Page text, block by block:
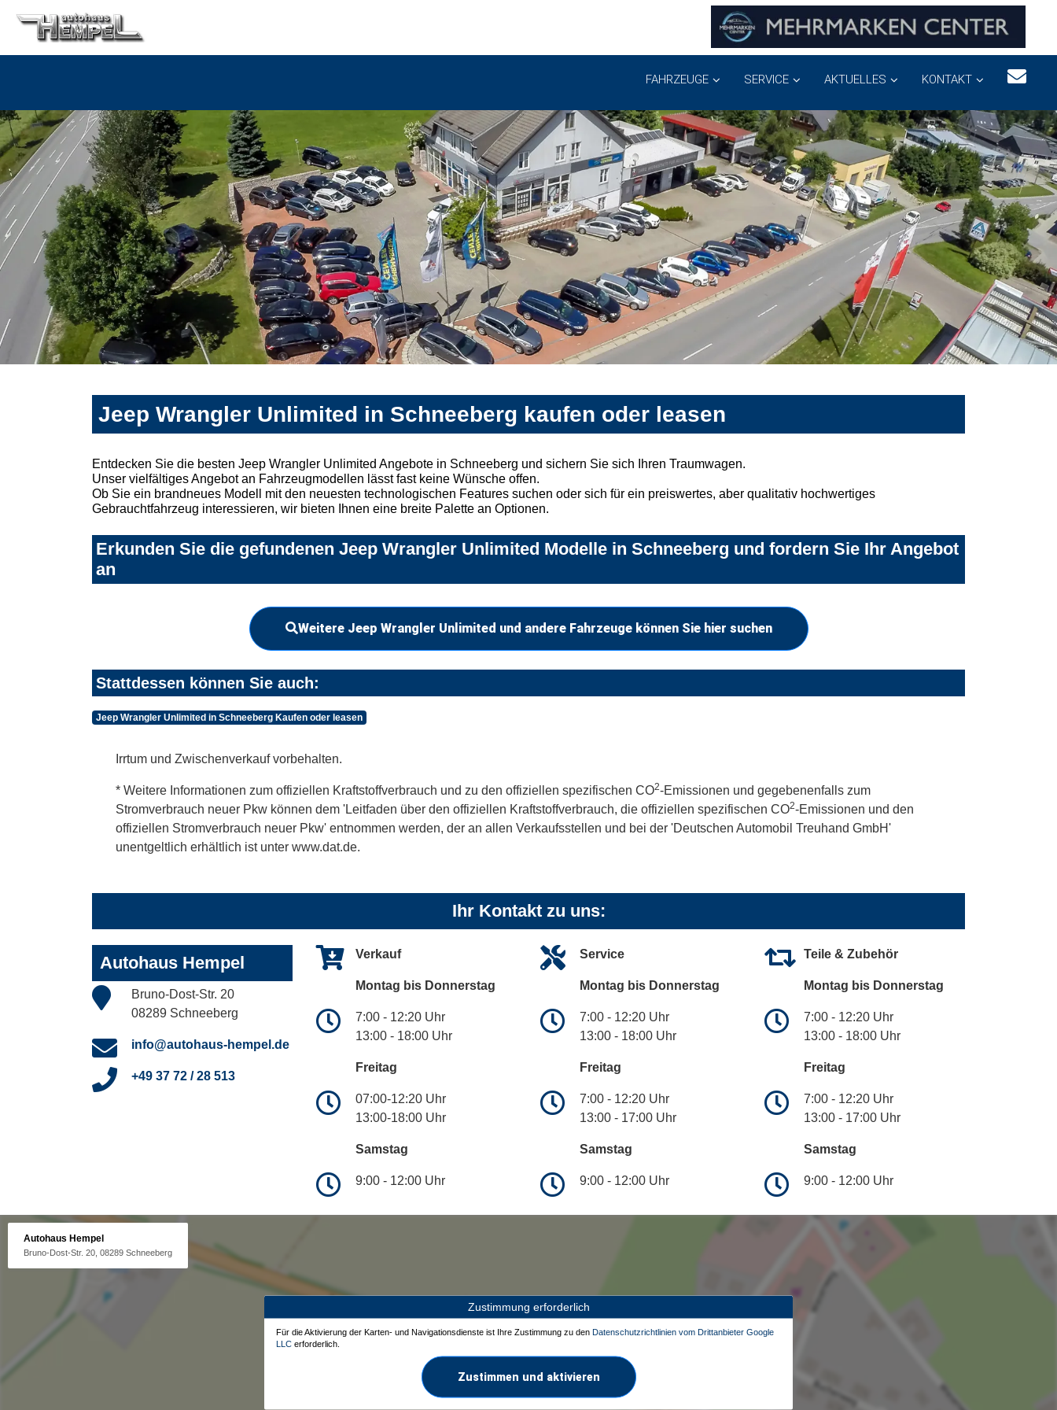
FAHRZEUGE SERVICE AKTUELLES KONTAKT
Jeep Wrangler Unlimited in Schneeberg kaufen oder leasen
Entdecken Sie die besten Jeep Wrangler Unlimited Angebote in Schneeberg und sichern Sie sich Ihren Traumwagen.
Unser vielfältiges Angebot an Fahrzeugmodellen lässt fast keine Wünsche offen.
Ob Sie ein brandneues Modell mit den neuesten technologischen Features suchen oder sich für ein preiswertes, aber qualitativ hochwertiges
Gebrauchtfahrzeug interessieren, wir bieten Ihnen eine breite Palette an Optionen.
Erkunden Sie die gefundenen Jeep Wrangler Unlimited Modelle in Schneeberg und fordern Sie Ihr Angebot
an
Weitere Jeep Wrangler Unlimited und andere Fahrzeuge können Sie hier suchen
Stattdessen können Sie auch:
Jeep Wrangler Unlimited in Schneeberg Kaufen oder leasen
Irrtum und Zwischenverkauf vorbehalten.
* Weitere Informationen zum offiziellen Kraftstoffverbrauch und zu den offiziellen spezifischen CO2-Emissionen und gegebenenfalls zum
Stromverbrauch neuer Pkw können dem 'Leitfaden über den offiziellen Kraftstoffverbrauch, die offiziellen spezifischen CO2-Emissionen und den
offiziellen Stromverbrauch neuer Pkw' entnommen werden, der an allen Verkaufsstellen und bei der 'Deutschen Automobil Treuhand GmbH'
unentgeltlich erhältlich ist unter www.dat.de.
Ihr Kontakt zu uns:
Autohaus Hempel
Bruno-Dost-Str. 20
08289 Schneeberg
info@autohaus-hempel.de
+49 37 72 / 28 513
Verkauf
Montag bis Donnerstag
7:00 - 12:20 Uhr
13:00 - 18:00 Uhr
Freitag
07:00-12:20 Uhr
13:00-18:00 Uhr
Samstag
9:00 - 12:00 Uhr
Service
Montag bis Donnerstag
7:00 - 12:20 Uhr
13:00 - 18:00 Uhr
Freitag
7:00 - 12:20 Uhr
13:00 - 17:00 Uhr
Samstag
9:00 - 12:00 Uhr
Teile & Zubehör
Montag bis Donnerstag
7:00 - 12:20 Uhr
13:00 - 18:00 Uhr
Freitag
7:00 - 12:20 Uhr
13:00 - 17:00 Uhr
Samstag
9:00 - 12:00 Uhr
Autohaus Hempel
Bruno-Dost-Str. 20, 08289 Schneeberg
Zustimmung erforderlich
Für die Aktivierung der Karten- und Navigationsdienste ist Ihre Zustimmung zu den Datenschutzrichtlinien vom Drittanbieter Google
LLC erforderlich.
Zustimmen und aktivieren